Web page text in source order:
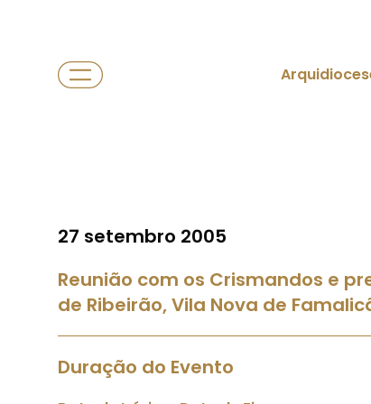
27 setembro 2005
Reunião com os Crismandos e
de Ribeirão, Vila Nova de
Duração do Evento